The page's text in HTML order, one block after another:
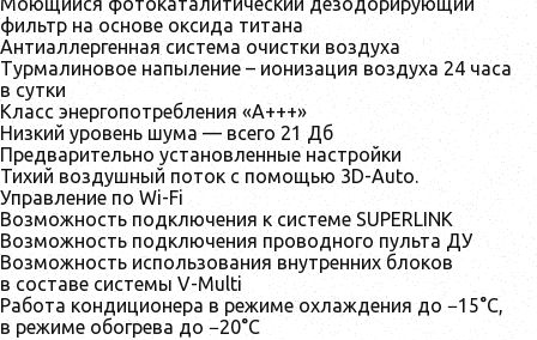
фильтр на основе оксида титана
Антиаллергенная система очистки воздуха
Турмалиновое напыление – ионизация воздуха 24 часа
в сутки
Класс энергопотребления «А+++»
Низкий уровень шума — всего 21 Дб
Предварительно установленные настройки
Тихий воздушный поток с помощью 3D-Auto.
Управление по Wi-Fi
Возможность подключения к системе SUPERLINK
Возможность подключения проводного пульта ДУ
Возможность использования внутренних блоков
в составе системы V-Multi
Работа кондиционера в режиме охлаждения до −15°С,
в режиме обогрева до −20°С